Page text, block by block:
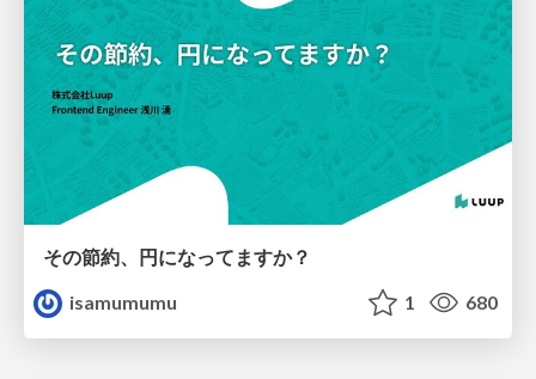
その節約、円になってますか？
isamumumu
1 680